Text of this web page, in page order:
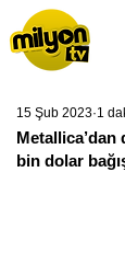
Metallica’dan
bin dolar
15 Şub 2023 1